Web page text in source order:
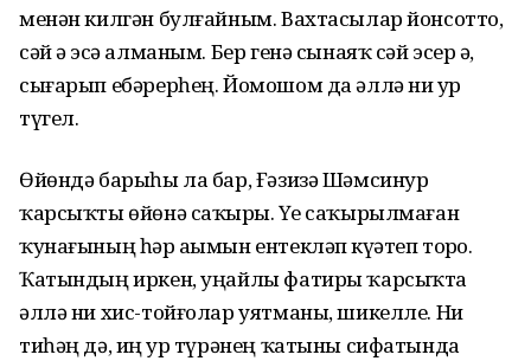
менән килгән булғайным. Вахтасылар йонсотто,
сәй ҙә эсә алманым. Бер генә сынаяҡ сәй эсер ҙә,
сығарып ебәрерһең. Йомошом да әллә ни ҙур
түгел.
Өйөндә барыһы ла бар, Ғәзизә Шәмсинур
ҡарсыҡты өйөнә саҡырҙы. Үҙе саҡырылмаған
ҡунағының һәр аҙымын ентекләп күҙәтеп торҙо.
Ҡатындың иркен, уңайлы фатиры ҡарсыҡта
әллә ни хис-тойғолар уятманы, шикелле. Ни
тиһәң дә, иң ҙур түрәнең ҡатыны сифатында